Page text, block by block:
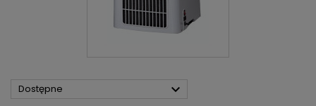
Dostępne 